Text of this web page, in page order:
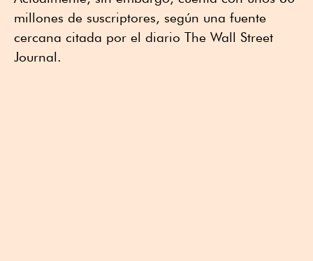
millones de suscriptores, según una fuente
cercana citada por el diario The Wall Street
Journal.